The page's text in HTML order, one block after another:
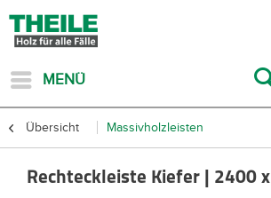
MENÜ
Übersicht Massivholzleisten
Rechteckleiste Kiefer | 2400